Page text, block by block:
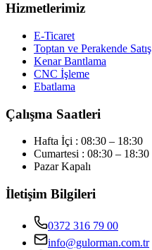
Hizmetlerimiz
E-Ticaret
Toptan ve Perakende Satış
Kenar Bantlama
CNC İşleme
Ebatlama
Çalışma Saatleri
Hafta İçi : 08:30 – 18:30
Cumartesi : 08:30 – 18:30
Pazar Kapalı
İletişim Bilgileri
0372 316 79 00
info@gulorman.com.tr